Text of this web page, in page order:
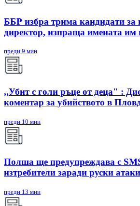
ББР избра трима кандидати за
директор, изпраща имената
преди 9 мин
,,Убит с голи ръце от деца" :
коментар за убийството в
преди 10 мин
Полша ще предупреждава с
изтребители заради руски
преди 13 мин